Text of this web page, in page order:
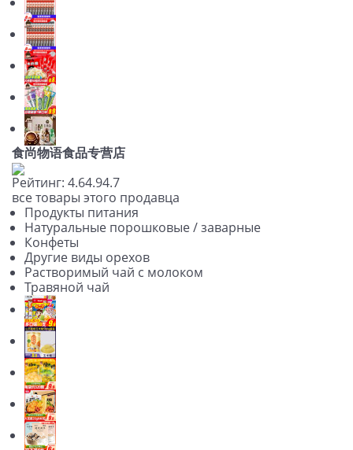
食尚物语食品专营店
Рейтинг: 4.64.94.7
все товары этого продавца
Продукты питания
Натуральные порошковые / заварные
Конфеты
Другие виды орехов
Растворимый чай с молоком
Травяной чай